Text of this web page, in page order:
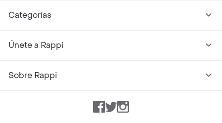
Categorías
Únete a Rappi
Sobre Rappi
Facebook
TwitterInstagram